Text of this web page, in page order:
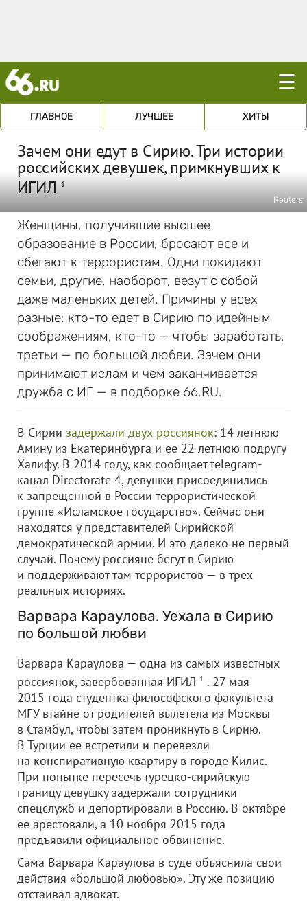
☰
ГЛАВНОЕ ЛУЧШЕЕ ХИТЫ
Зачем они едут в Сирию. Три истории
российских девушек, примкнувших к
ИГИЛ1
Reuters
Женщины, получившие высшее
образование в России, бросают все и
сбегают к террористам. Одни покидают
семьи, другие, наоборот, везут с собой
даже маленьких детей. Причины у всех
разные: кто-то едет в Сирию по идейным
соображениям, кто-то — чтобы заработать,
третьи — по большой любви. Зачем они
принимают ислам и чем заканчивается
дружба с ИГ — в подборке 66.RU.
В Сирии задержали двух россиянок: 14-летнюю
Амину из Екатеринбурга и ее 22-летнюю подругу
Халифу. В 2014 году, как сообщает telegram-
канал Directorate 4, девушки присоединились
к запрещенной в России террористической
группе «Исламское государство». Сейчас они
находятся у представителей Сирийской
демократической армии. И это далеко не первый
случай. Почему россияне бегут в Сирию
и поддерживают там террористов — в трех
реальных историях.
Варвара Караулова. Уехала в Сирию
по большой любви
Варвара Караулова — одна из самых известных
россиянок, завербованная ИГИЛ 1 . 27 мая
2015 года студентка философского факультета
МГУ втайне от родителей вылетела из Москвы
в Стамбул, чтобы затем проникнуть в Сирию.
В Турции ее встретили и перевезли
на конспиративную квартиру в городе Килис.
При попытке пересечь турецко-сирийскую
границу девушку задержали сотрудники
спецслужб и депортировали в Россию. В октябре
ее арестовали, а 10 ноября 2015 года
предъявили официальное обвинение.
Сама Варвара Караулова в суде объяснила свои
действия «большой любовью». Эту же позицию
отстаивал адвокат.